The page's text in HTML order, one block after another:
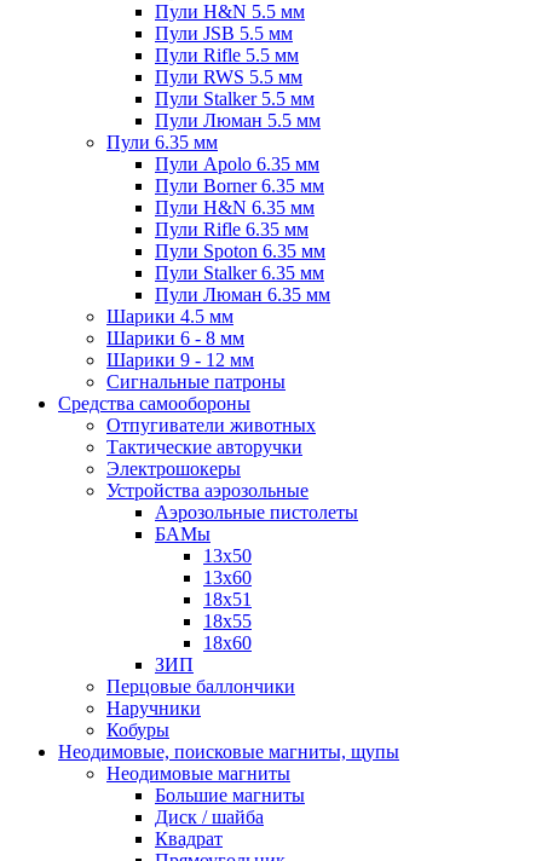
Пули H&N 5.5 мм
Пули JSB 5.5 мм
Пули Rifle 5.5 мм
Пули RWS 5.5 мм
Пули Stalker 5.5 мм
Пули Люман 5.5 мм
Пули 6.35 мм
Пули Apolo 6.35 мм
Пули Borner 6.35 мм
Пули H&N 6.35 мм
Пули Rifle 6.35 мм
Пули Spoton 6.35 мм
Пули Stalker 6.35 мм
Пули Люман 6.35 мм
Шарики 4.5 мм
Шарики 6 - 8 мм
Шарики 9 - 12 мм
Сигнальные патроны
Средства самообороны
Отпугиватели животных
Тактические авторучки
Электрошокеры
Устройства аэрозольные
Аэрозольные пистолеты
БАМы
13х50
13х60
18х51
18х55
18х60
ЗИП
Перцовые баллончики
Наручники
Кобуры
Неодимовые, поисковые магниты, щупы
Неодимовые магниты
Большие магниты
Диск / шайба
Квадрат